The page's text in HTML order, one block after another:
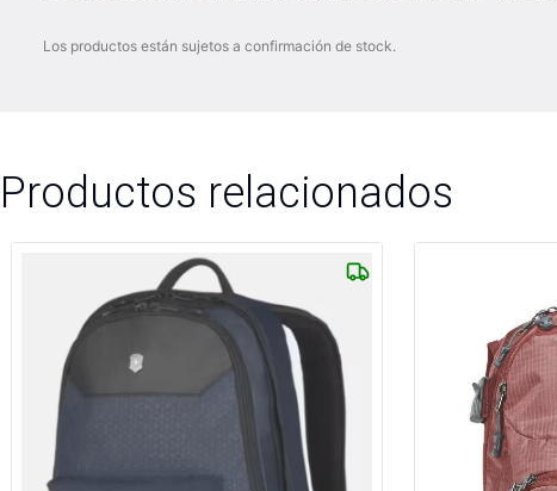
Los productos están sujetos a confirmación de stock.
Productos relacionados